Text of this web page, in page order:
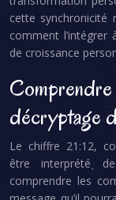
cette synchronicité
comment l’intégrer
de croissance
Comprendre
décryptage
Le chiffre 21:12,
être interprété
comprendre les